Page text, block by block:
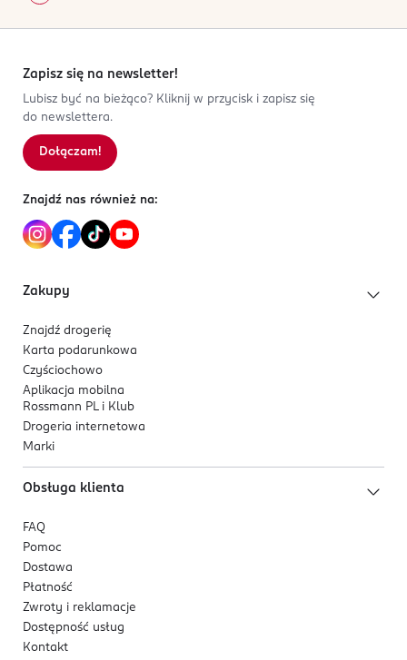
Zapisz się na newsletter!
Lubisz być na bieżąco? Kliknij w przycisk i zapisz się
do newslettera.
Dołączam!
Znajdź nas również na:
Zakupy
Znajdź drogerię
Karta podarunkowa
Czyściochowo
Aplikacja mobilna
Rossmann PL i Klub
Drogeria internetowa
Marki
Obsługa klienta
FAQ
Pomoc
Dostawa
Płatność
Zwroty i reklamacje
Dostępność usług
Kontakt